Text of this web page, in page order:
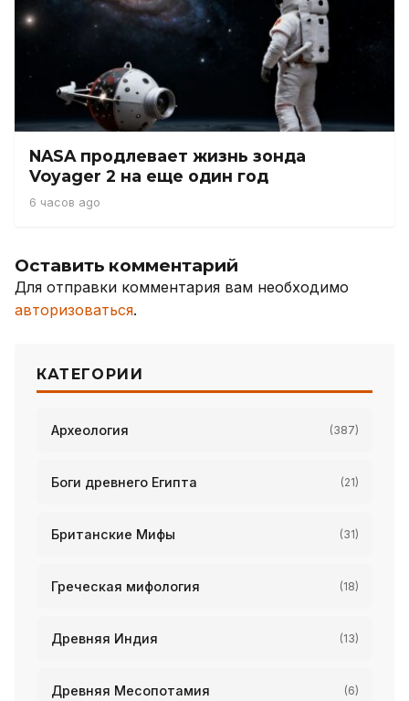
NASA продлевает жизнь зонда
Voyager 2 на еще один год
6 часов ago
Оставить комментарий
Для отправки комментария вам необходимо
авторизоваться.
КАТЕГОРИИ
Археология (387)
Боги древнего Египта (21)
Британские Мифы (31)
Греческая мифология (18)
Древняя Индия (13)
Древняя Месопотамия (6)